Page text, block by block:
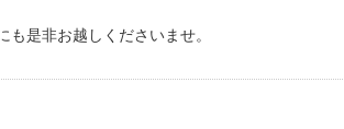
是非お越しくださいませ。